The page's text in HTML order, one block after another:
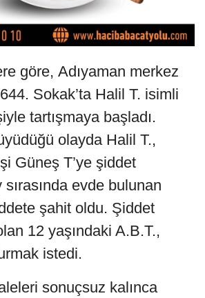
göre, Adıyaman merkez
Sokak’ta Halil T. isimli
tartışmaya başladı.
olayda Halil T.,
Güneş T’ye şiddet
sırasında evde bulunan
şahit oldu. Şiddet
12 yaşındaki A.B.T.,
istedi.
sonuçsuz kalınca